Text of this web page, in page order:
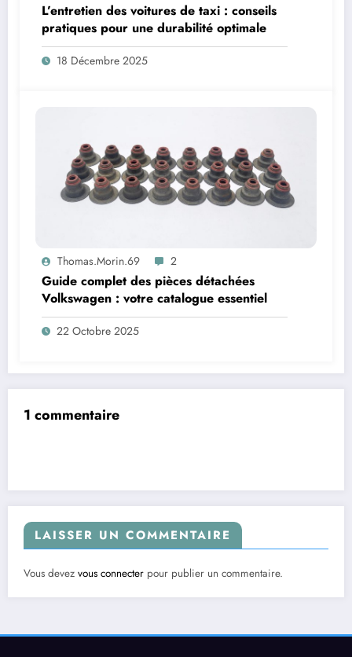
L’entretien des voitures de taxi : conseils
pratiques pour une durabilité optimale
18 Décembre 2025
Thomas.Morin.69 2
Guide complet des pièces détachées
Volkswagen : votre catalogue essentiel
22 Octobre 2025
1 commentaire
LAISSER UN COMMENTAIRE
Vous devez vous connecter pour publier un commentaire.